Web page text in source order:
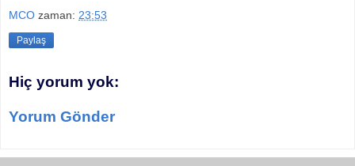
MCO zaman: 23:53
Paylaş
Hiç yorum yok:
Yorum Gönder